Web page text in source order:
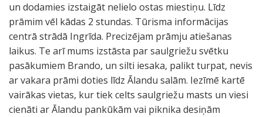
un dodamies izstaigāt nelielo ostas miestiņu. Līdz
prāmim vēl kādas 2 stundas. Tūrisma informācijas
centrā strādā Ingrīda. Precizējam prāmju atiešanas
laikus. Te arī mums izstāsta par saulgriežu svētku
pasākumiem Brando, un silti iesaka, palikt turpat, nevis
ar vakara prāmi doties līdz Ālandu salām. Iezīmē kartē
vairākas vietas, kur tiek celts saulgriežu masts un viesi
cienāti ar Ālandu pankūkām vai piknika desiņām